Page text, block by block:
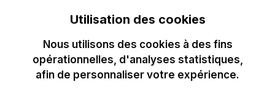
Utilisation des cookies
Nous utilisons des cookies à des fins
opérationnelles, d'analyses statistiques,
afin de personnaliser votre expérience.